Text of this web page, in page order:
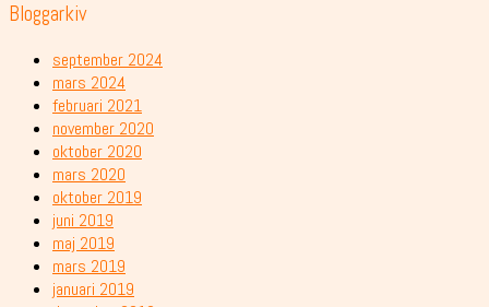
Bloggarkiv
september 2024
mars 2024
februari 2021
november 2020
oktober 2020
mars 2020
oktober 2019
juni 2019
maj 2019
mars 2019
januari 2019